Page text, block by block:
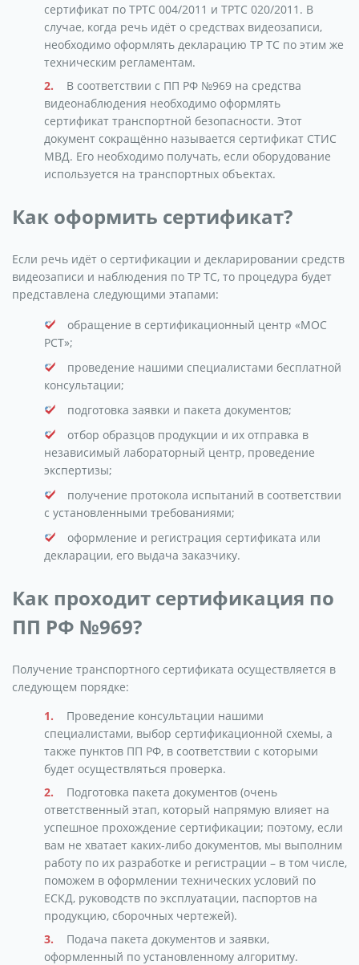
сертификат по ТРТС 004/2011 и ТРТС 020/2011. В
случае, когда речь идёт о средствах видеозаписи,
необходимо оформлять декларацию ТР ТС по этим же
техническим регламентам.
В соответствии с ПП РФ №969 на средства
видеонаблюдения необходимо оформлять
сертификат транспортной безопасности. Этот
документ сокращённо называется сертификат СТИС
МВД. Его необходимо получать, если оборудование
используется на транспортных объектах.
Как оформить сертификат?
Если речь идёт о сертификации и декларировании средств
видеозаписи и наблюдения по ТР ТС, то процедура будет
представлена следующими этапами:
обращение в сертификационный центр «МОС
РСТ»;
проведение нашими специалистами бесплатной
консультации;
подготовка заявки и пакета документов;
отбор образцов продукции и их отправка в
независимый лабораторный центр, проведение
экспертизы;
получение протокола испытаний в соответствии
с установленными требованиями;
оформление и регистрация сертификата или
декларации, его выдача заказчику.
Как проходит сертификация по
ПП РФ №969?
Получение транспортного сертификата осуществляется в
следующем порядке:
Проведение консультации нашими
специалистами, выбор сертификационной схемы, а
также пунктов ПП РФ, в соответствии с которыми
будет осуществляться проверка.
Подготовка пакета документов (очень
ответственный этап, который напрямую влияет на
успешное прохождение сертификации; поэтому, если
вам не хватает каких-либо документов, мы выполним
работу по их разработке и регистрации – в том числе,
поможем в оформлении технических условий по
ЕСКД, руководств по эксплуатации, паспортов на
продукцию, сборочных чертежей).
Подача пакета документов и заявки,
оформленный по установленному алгоритму.